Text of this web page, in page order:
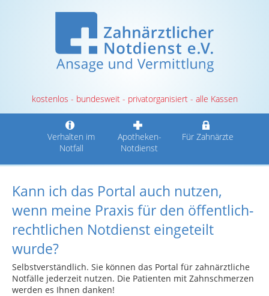
kostenlos - bundesweit - privatorganisiert - alle Kassen
Verhalten im
Notfall
Apotheken-
Notdienst
Für Zahnärzte
Kann ich das Portal auch nutzen,
wenn meine Praxis für den öffentlich-
rechtlichen Notdienst eingeteilt
wurde?
Selbstverständlich. Sie können das Portal für zahnärztliche
Notfälle jederzeit nutzen. Die Patienten mit Zahnschmerzen
werden es Ihnen danken!